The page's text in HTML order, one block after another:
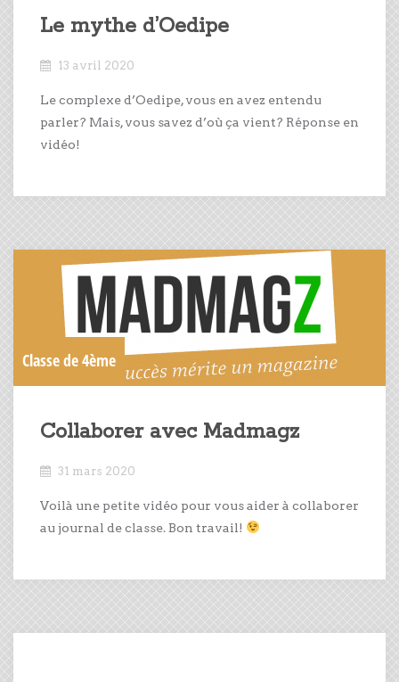
Le mythe d’Oedipe
13 avril 2020
Le complexe d’Oedipe, vous en avez entendu
parler? Mais, vous savez d’où ça vient? Réponse en
vidéo!
Classe de 4ème
Collaborer avec Madmagz
31 mars 2020
Voilà une petite vidéo pour vous aider à collaborer
au journal de classe. Bon travail!